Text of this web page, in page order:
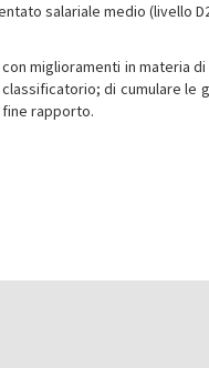
salariale medio (livello
miglioramenti in materia
di cumulare le
rapporto.